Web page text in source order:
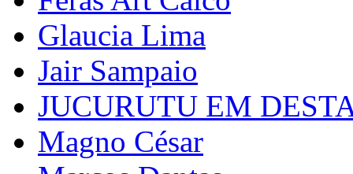
Glaucia Lima
Jair Sampaio
JUCURUTU EM
Magno César